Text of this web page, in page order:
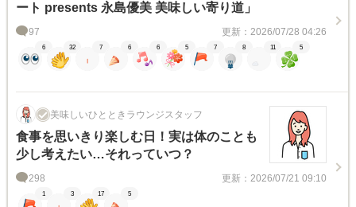
ート presents 永島優美 美味しい寄り道」
97 更新：2026/07/28 04:26
6 32 7 6 6 5 7 8 11 5
美味しいひとときラウンジスタッフ
食事を思いきり楽しむ日！実は体のことも
少し考えたい…それっていつ？
298 更新：2026/07/21 09:10
1 3 17 5